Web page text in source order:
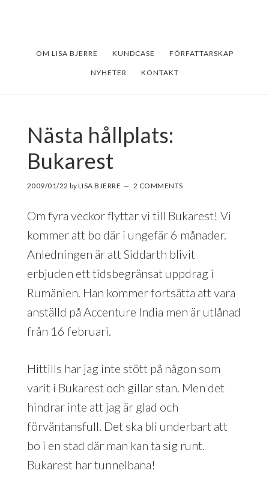
OM LISA BJERRE KUNDCASE FÖRFATTARSKAP
NYHETER KONTAKT
Nästa hållplats:
Bukarest
2009/01/22 byLISA BJERRE 2 COMMENTS
Om fyra veckor flyttar vi till Bukarest! Vi
kommer att bo där i ungefär 6 månader.
Anledningen är att Siddarth blivit
erbjuden ett tidsbegränsat uppdrag i
Rumänien. Han kommer fortsätta att vara
anställd på Accenture India men är utlånad
från 16 februari.
Hittills har jag inte stött på någon som
varit i Bukarest och gillar stan. Men det
hindrar inte att jag är glad och
förväntansfull. Det ska bli underbart att
bo i en stad där man kan ta sig runt.
Bukarest har tunnelbana!